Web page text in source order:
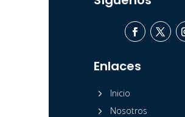
Enlaces
5
Inicio
5
Nosotros